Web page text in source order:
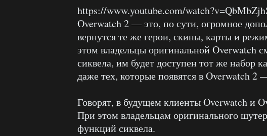
https://www.youtube.com/
Overwatch 2 — это, по сути, огромное
вернутся те же герои, скины, карты и
этом владельцы оригинальной Overwatch
сиквела, им будет доступен тот же набор
даже тех, которые появятся в Overwatch
Говорят, в будущем клиенты Overwatch и
При этом владельцам оригинального
функций сиквела.